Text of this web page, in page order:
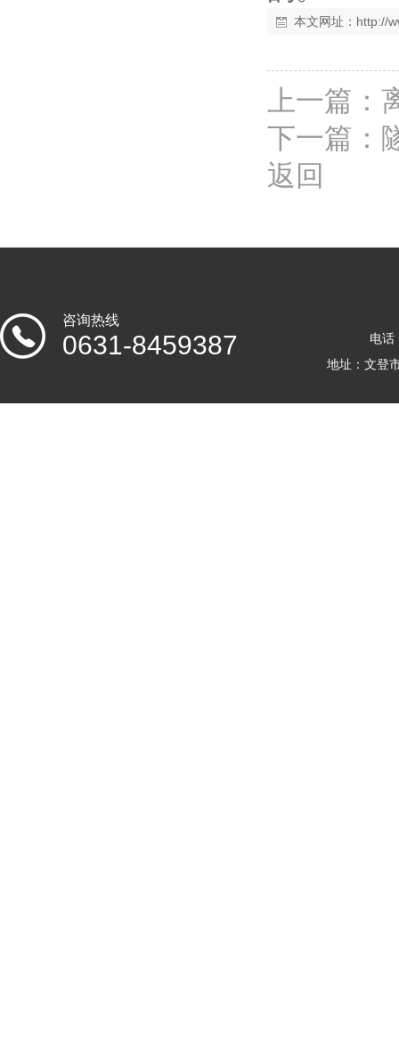
本文网址： http://
上一篇：
下一篇：
返回
咨询热线
0631-8459387
电
地址：文登